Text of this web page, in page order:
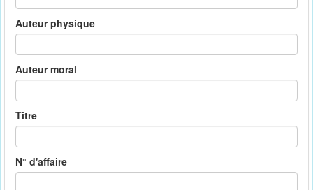
Auteur physique
Auteur moral
Titre
N° d'affaire